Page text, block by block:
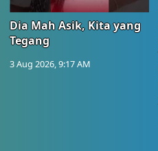
Dia Mah Asik, Kita yang
Tegang
3 Aug 2026, 9:17 AM